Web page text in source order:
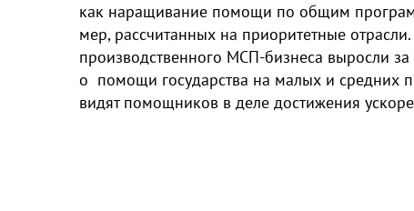
как наращивание помощи по общим
мер, рассчитанных на приоритетные
производственного МСП-бизнеса выросли за
о помощи государства на малых и средних
видят помощников в деле достижения